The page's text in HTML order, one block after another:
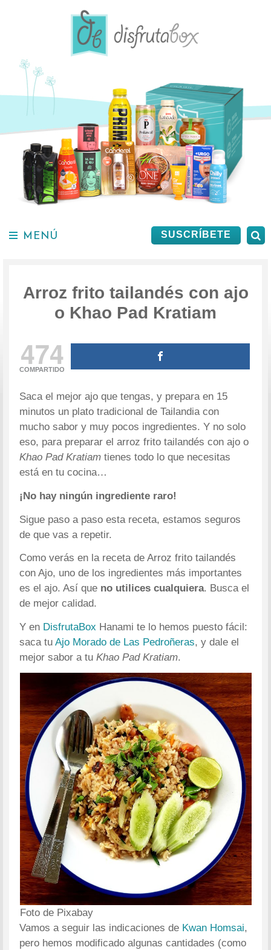
SUSCRÍBETE
MENÚ
Arroz frito tailandés con ajo
o Khao Pad Kratiam
474
COMPARTIDO
Saca el mejor ajo que tengas, y prepara en 15
minutos un plato tradicional de Tailandia con
mucho sabor y muy pocos ingredientes. Y no solo
eso, para preparar el arroz frito tailandés con ajo o
Khao Pad Kratiam tienes todo lo que necesitas
está en tu cocina…
¡No hay ningún ingrediente raro!
Sigue paso a paso esta receta, estamos seguros
de que vas a repetir.
Como verás en la receta de Arroz frito tailandés
con Ajo, uno de los ingredientes más importantes
es el ajo. Así que no utilices cualquiera. Busca el
de mejor calidad.
Y en DisfrutaBox Hanami te lo hemos puesto fácil:
saca tuAjo Morado de Las Pedroñeras, y dale el
mejor sabor a tuKhao Pad Kratiam.
Foto de Pixabay
Vamos a seguir las indicaciones de Kwan Homsai,
pero hemos modificado algunas cantidades (como